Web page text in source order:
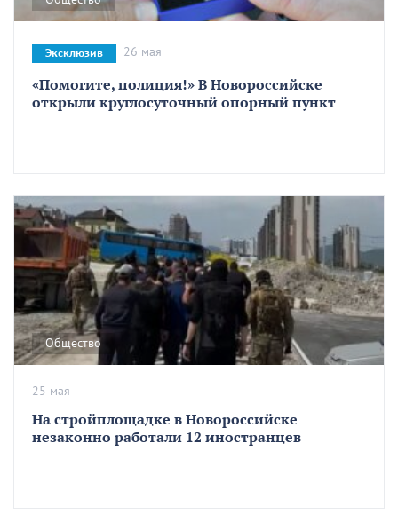
«Помогите, полиция!» В Новороссийске
открыли круглосуточный опорный пункт
Эксклюзив 26 мая
Общество
На стройплощадке в Новороссийске
незаконно работали 12 иностранцев
25 мая